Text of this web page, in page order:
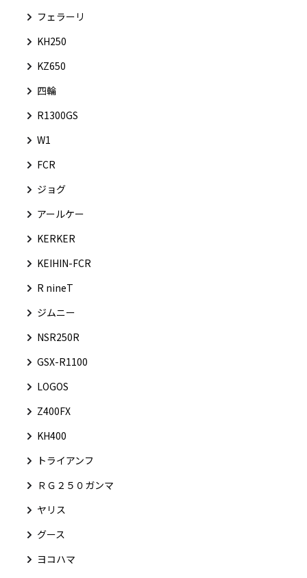
フェラーリ
KH250
KZ650
四輪
R1300GS
W1
FCR
ジョグ
アールケー
KERKER
KEIHIN-FCR
R nineT
ジムニー
NSR250R
GSX-R1100
LOGOS
Z400FX
KH400
トライアンフ
ＲＧ２５０ガンマ
ヤリス
グース
ヨコハマ